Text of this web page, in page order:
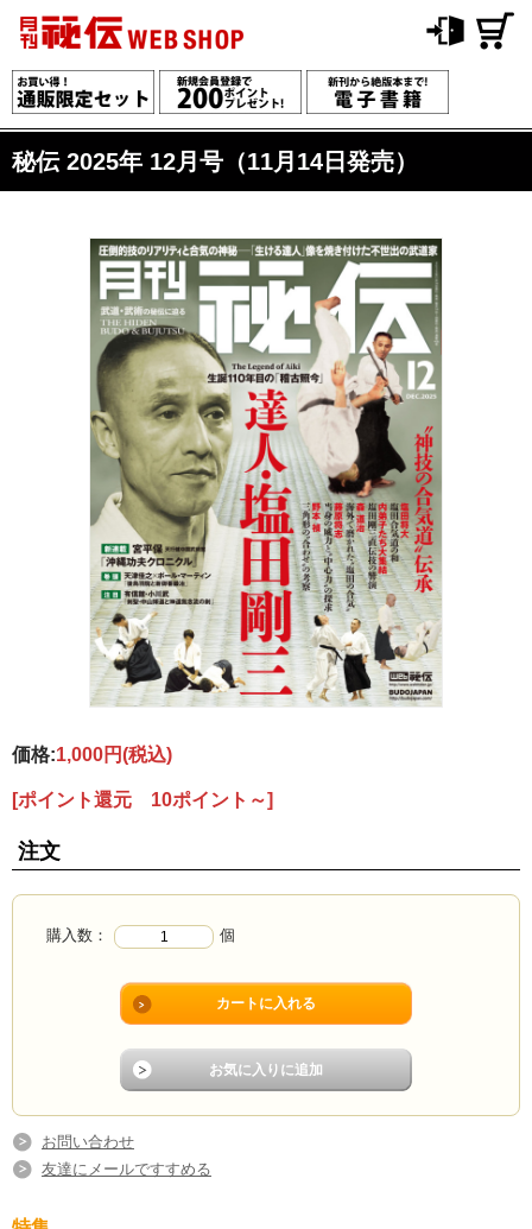
秘伝 2025年 12月号（11月14日発売）
価格:1,000円(税込)
[ポイント還元 10ポイント～]
注文
購入数： 個
お問い合わせ
友達にメールですすめる